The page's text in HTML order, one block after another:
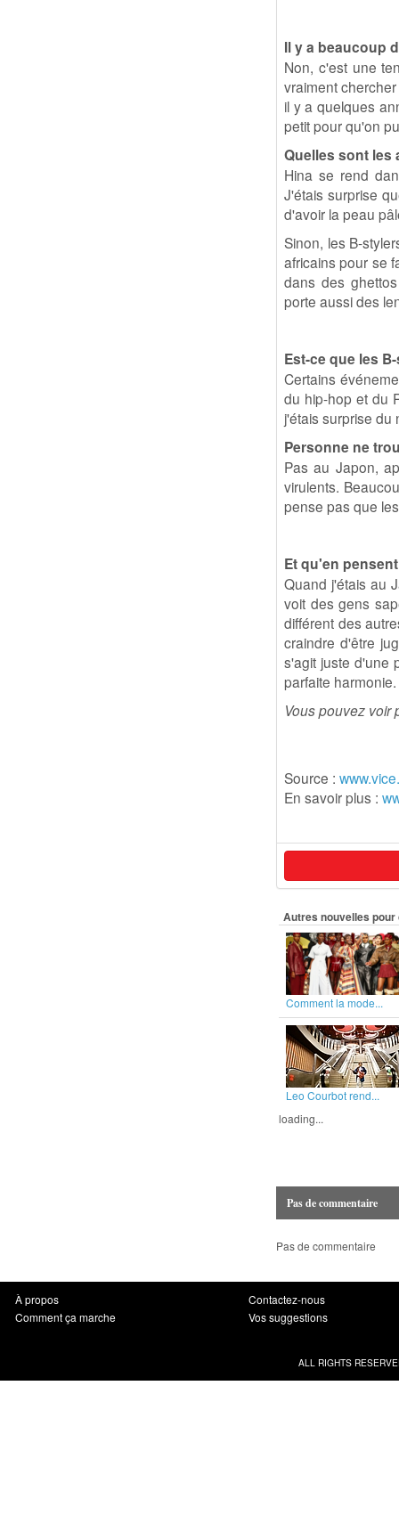
Il y a beaucoup
Non, c'est une
vraiment
il y a quelques
petit pour qu'on
Quelles sont les
Hina se rend
J'étais surprise
d'avoir la peau
Sinon, les B-
africains pour se
dans des
porte aussi des
Est-ce que les
Certains
du hip-hop et du
j'étais surprise du
Personne ne
Pas au Japon,
virulents.
pense pas que
Et qu'en
Quand j'étais au
voit des gens
différent des
craindre d'être
s'agit juste d'une
parfaite harmonie.
Vous pouvez
Source :
En savoir plus :
Autres nouvelles
Comment la mode...
Leo Courbot rend...
loading...
Pas de commentaire
Pas de commentaire
À propos
Comment ça marche
Contactez-nous
Vos suggestions
ALL RIGHTS